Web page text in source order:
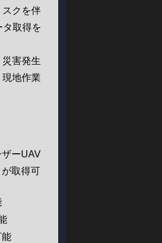
スクを伴
タ取得を
害発生
地作業
ーUAV
取得可
能